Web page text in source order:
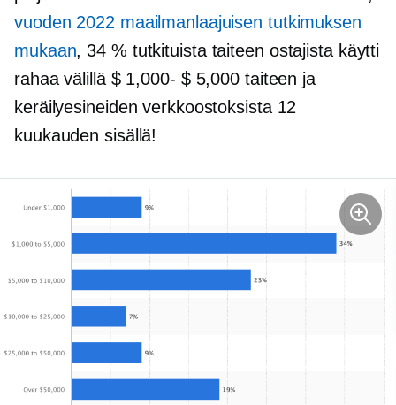
vuoden 2022 maailmanlaajuisen tutkimuksen
mukaan, 34 % tutkituista taiteen ostajista käytti
rahaa välillä $ 1,000- $ 5,000 taiteen ja
keräilyesineiden verkkoostoksista 12
kuukauden sisällä!